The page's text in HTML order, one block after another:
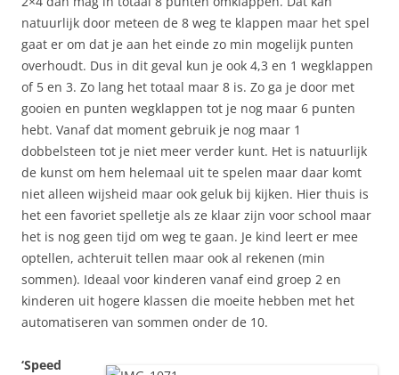
natuurlijk door meteen de 8 weg te klappen maar het spel
gaat er om dat je aan het einde zo min mogelijk punten
overhoudt. Dus in dit geval kun je ook 4,3 en 1 wegklappen
of 5 en 3. Zo lang het totaal maar 8 is. Zo ga je door met
gooien en punten wegklappen tot je nog maar 6 punten
hebt. Vanaf dat moment gebruik je nog maar 1
dobbelsteen tot je niet meer verder kunt. Het is natuurlijk
de kunst om hem helemaal uit te spelen maar daar komt
niet alleen wijsheid maar ook geluk bij kijken. Hier thuis is
het een favoriet spelletje als ze klaar zijn voor school maar
het is nog geen tijd om weg te gaan. Je kind leert er mee
optellen, achteruit tellen maar ook al rekenen (min
sommen). Ideaal voor kinderen vanaf eind groep 2 en
kinderen uit hogere klassen die moeite hebben met het
automatiseren van sommen onder de 10.
‘Speed